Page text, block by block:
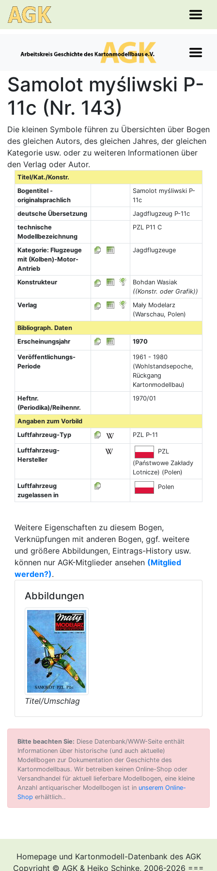
Samolot myśliwski P-
11c (Nr. 143)
Die kleinen Symbole führen zu Übersichten über Bogen
des gleichen Autors, des gleichen Jahres, der gleichen
Kategorie usw. oder zu weiteren Informationen über
den Verlag oder Autor.
Titel/Kat./Konstr.
Bogentitel -
originalsprachlich
Samolot myśliwski P-
11c
deutsche Übersetzung
Jagdflugzeug P-11c
technische
Modellbezeichnung
PZL P11 C
Kategorie: Flugzeuge
mit (Kolben)-Motor-
Antrieb
Jagdflugzeuge
Konstrukteur
Bohdan Wasiak
((Konstr. oder Grafik))
Verlag
Mały Modelarz
(Warschau, Polen)
Bibliograph. Daten
Erscheinungsjahr
1970
Veröffentlichungs-
Periode
1961 - 1980
(Wohlstandsepoche,
Rückgang
Kartonmodellbau)
Heftnr.
(Periodika)/Reihennr.
1970/01
Angaben zum Vorbild
Luftfahrzeug-Typ
PZL P-11
Luftfahrzeug-
Hersteller
PZL
(Państwowe Zakłady
Lotnicze) (Polen)
Luftfahrzeug
zugelassen in
Polen
Weitere Eigenschaften zu diesem Bogen,
Verknüpfungen mit anderen Bogen, ggf. weitere
und größere Abbildungen, Eintrags-History usw.
können nur AGK-Mitglieder ansehen (Mitglied
werden?).
Abbildungen
Titel/Umschlag
Bitte beachten Sie: Diese Datenbank/WWW-Seite enthält
Informationen über historische (und auch aktuelle)
Modellbogen zur Dokumentation der Geschichte des
Kartonmodellbaus. Wir betreiben keinen Online-Shop oder
Versandhandel für aktuell lieferbare Modellbogen, eine kleine
Anzahl antiquarischer Modellbogen ist in unserem Online-
Shop erhältlich..
Homepage und Kartonmodell-Datenbank des AGK
Copyright © AGK & Heiko Schinke, 2006-2026 ===